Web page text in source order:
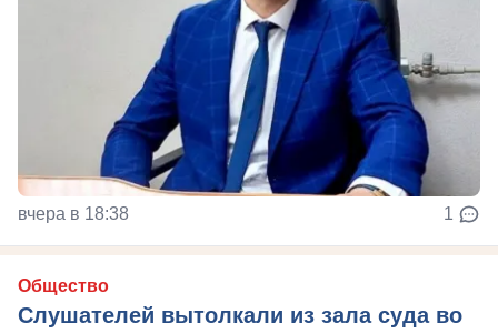
вчера в 18:38 1
Общество
Слушателей вытолкали из зала суда во